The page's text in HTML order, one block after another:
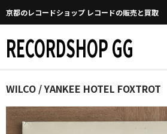
京都のレコードショップ レコードの販売と買取
RECORDSHOP GG
Home
マイページ
WILCO / YANKEE HOTEL FOXTROT